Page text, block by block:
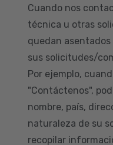
Cuando nos
técnica u otras
quedan
sus solicitudes/
Por ejemplo,
"Contáctenos",
nombre, país,
naturaleza de su
recopilar